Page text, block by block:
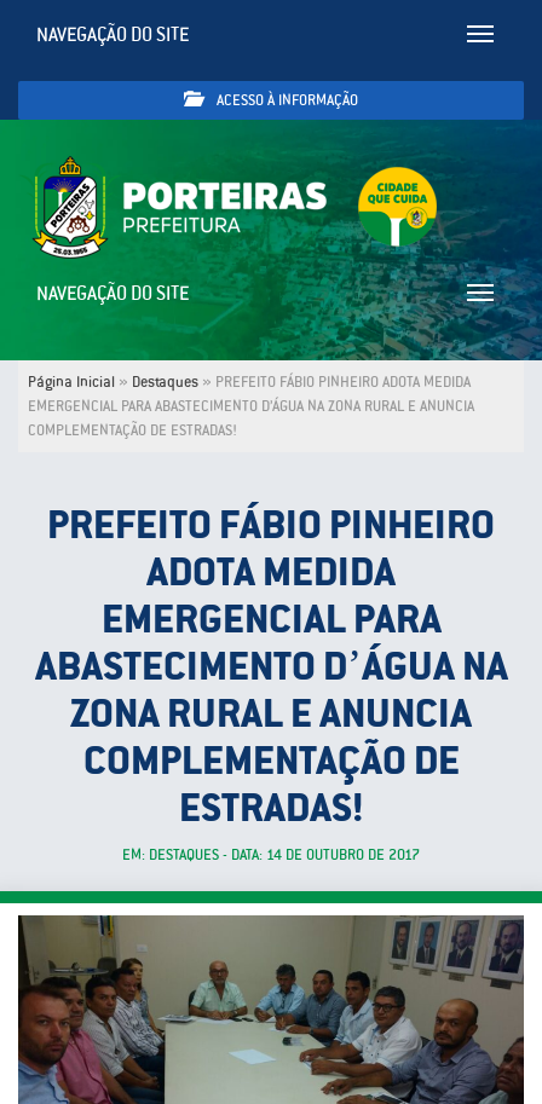
Toggle
NAVEGAÇÃO DO SITE
ACESSO À INFORMAÇÃO
Toggle
NAVEGAÇÃO DO SITE
Página Inicial » Destaques » PREFEITO FÁBIO PINHEIRO ADOTA MEDIDA
EMERGENCIAL PARA ABASTECIMENTO D’ÁGUA NA ZONA RURAL E ANUNCIA
COMPLEMENTAÇÃO DE ESTRADAS!
PREFEITO FÁBIO PINHEIRO
ADOTA MEDIDA
EMERGENCIAL PARA
ABASTECIMENTO D’ÁGUA NA
ZONA RURAL E ANUNCIA
COMPLEMENTAÇÃO DE
ESTRADAS!
EM: DESTAQUES - DATA: 14 DE OUTUBRO DE 2017